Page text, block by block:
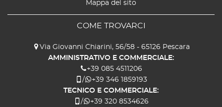
Mappa del sito
COME TROVARCI
Via Giovanni Chiarini, 56/58 - 65126 Pescara
AMMINISTRATIVO E COMMERCIALE:
+39 085 4511206
/
+39 346 1859193
TECNICO E COMMERCIALE:
/
+39 320 8534626